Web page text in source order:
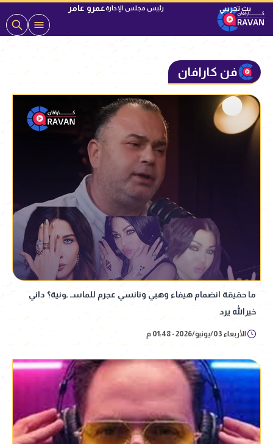
رئيس مجلس الإدارةعمرو عامر
فن كارافان
ما حقيقة انضمام هيفاء وهبي ونانسي عجرم للماسـ ـونية؟ داني
خيرالله يرد
الأربعاء 03/يونيو/2026 - 01:48 م